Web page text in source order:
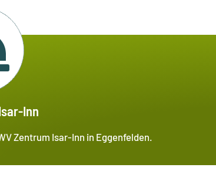
Inn
Zentrum Isar-Inn in Eggenfelden.